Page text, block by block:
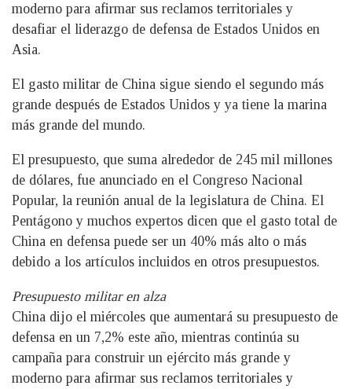
moderno para afirmar sus reclamos territoriales y
desafiar el liderazgo de defensa de Estados Unidos en
Asia.
El gasto militar de China sigue siendo el segundo más
grande después de Estados Unidos y ya tiene la marina
más grande del mundo.
El presupuesto, que suma alrededor de 245 mil millones
de dólares, fue anunciado en el Congreso Nacional
Popular, la reunión anual de la legislatura de China. El
Pentágono y muchos expertos dicen que el gasto total de
China en defensa puede ser un 40% más alto o más
debido a los artículos incluidos en otros presupuestos.
Presupuesto militar en alza
China dijo el miércoles que aumentará su presupuesto de
defensa en un 7,2% este año, mientras continúa su
campaña para construir un ejército más grande y
moderno para afirmar sus reclamos territoriales y